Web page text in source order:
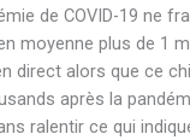
de COVID-19 ne
moyenne plus de 1
direct alors que ce
après la
ralentir ce qui